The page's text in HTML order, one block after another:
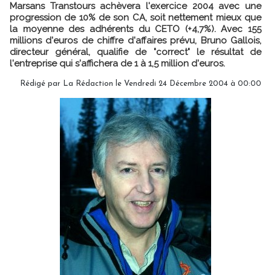
Marsans Transtours achèvera l'exercice 2004 avec une
progression de 10% de son CA, soit nettement mieux que
la moyenne des adhérents du CETO (+4,7%). Avec 155
millions d'euros de chiffre d'affaires prévu, Bruno Gallois,
directeur général, qualifie de "correct" le résultat de
l'entreprise qui s'affichera de 1 à 1,5 million d'euros.
Rédigé par La Rédaction le Vendredi 24 Décembre 2004 à 00:00